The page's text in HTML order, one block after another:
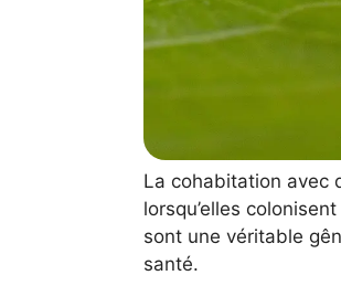
La cohabitation avec
lorsqu’elles
sont une véritable
santé.